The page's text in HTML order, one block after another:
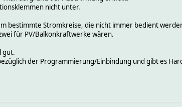
nicht unter.
bestimmte Stromkreise, die nicht immer bedient
für PV/Balkonkraftwerke wären.
gut.
der Programmierung/Einbindung und gibt es